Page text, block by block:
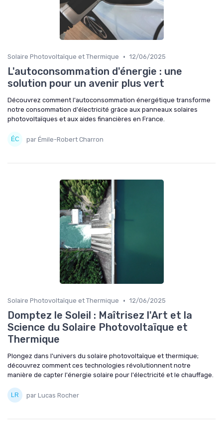
Solaire Photovoltaïque et Thermique • 12/06/2025
L'autoconsommation d'énergie : une
solution pour un avenir plus vert
Découvrez comment l'autoconsommation énergétique transforme
notre consommation d'électricité grâce aux panneaux solaires
photovoltaïques et aux aides financières en France.
par Émile-Robert Charron
Solaire Photovoltaïque et Thermique • 12/06/2025
Domptez le Soleil : Maîtrisez l'Art et la
Science du Solaire Photovoltaïque et
Thermique
Plongez dans l'univers du solaire photovoltaïque et thermique;
découvrez comment ces technologies révolutionnent notre
manière de capter l'énergie solaire pour l'électricité et le chauffage.
par Lucas Rocher